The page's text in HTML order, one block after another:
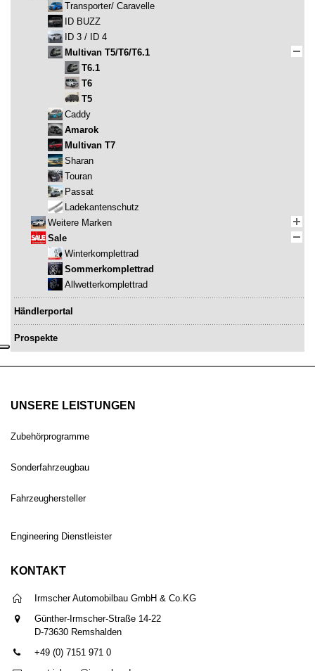
Transporter/ Caravelle
ID BUZZ
ID 3 / ID 4
Multivan T5/T6/T6.1
T6.1
T6
T5
Caddy
Amarok
Multivan T7
Sharan
Touran
Passat
Ladekantenschutz
Weitere Marken
Sale
Winterkomplettrad
Sommerkomplettrad
Allwetterkomplettrad
Händlerportal
Prospekte
UNSERE LEISTUNGEN
Zubehörprogramme
Sonderfahrzeugbau
Fahrzeughersteller
Engineering Dienstleister
KONTAKT
Irmscher Automobilbau GmbH & Co.KG
Günther-Irmscher-Straße 14-22
D-73630 Remshalden
+49 (0) 7151 971 0